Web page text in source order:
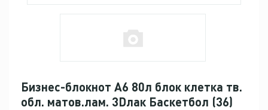
Бизнес-блокнот А6 80л блок клетка тв.
обл. матов.лам. 3Dлак Баскетбол (36)